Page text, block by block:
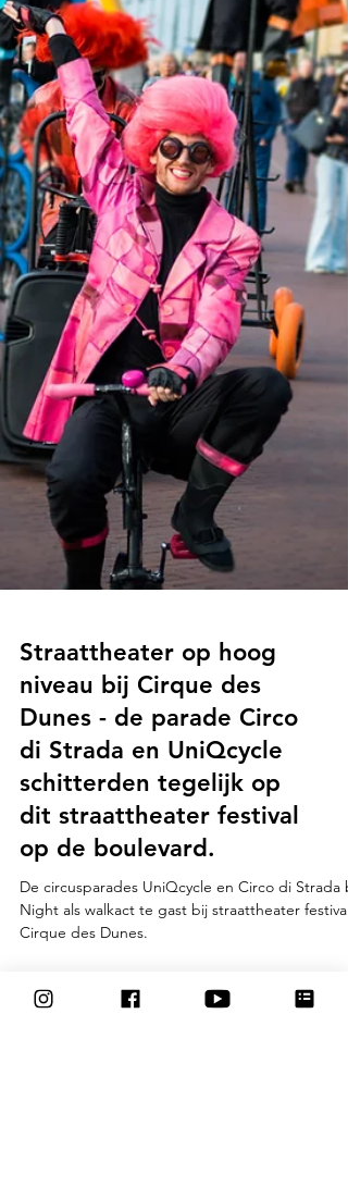
Straattheater op hoog
niveau bij Cirque des
Dunes - de parade Circo
di Strada en UniQcycle
dit straattheater festival